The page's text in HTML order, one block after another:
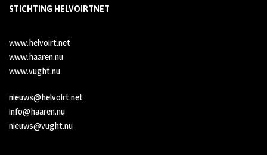
STICHTING HELVOIRTNET
www.helvoirt.net
www.haaren.nu
www.vught.nu
nieuws@helvoirt.net
info@haaren.nu
nieuws@vught.nu